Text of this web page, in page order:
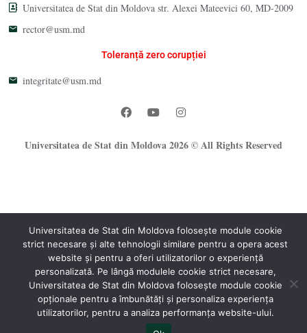
Universitatea de Stat din Moldova str. Alexei Mateevici 60, MD-2009
rector@usm.md
Toleranță zero corupției
integritate@usm.md
Universitatea de Stat din Moldova 2026 © All Rights Reserved
Oficiul Programare Web al USM®
Universitatea de Stat din Moldova folosește module cookie
strict necesare și alte tehnologii similare pentru a opera acest
website și pentru a oferi utilizatorilor o experiență
personalizată. Pe lângă modulele cookie strict necesare,
Universitatea de Stat din Moldova folosește module cookie
opționale pentru a îmbunătăți și personaliza experiența
utilizatorilor, pentru a analiza performanța website-ului.